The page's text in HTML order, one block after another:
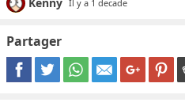
Il y a 1 decade
Partager